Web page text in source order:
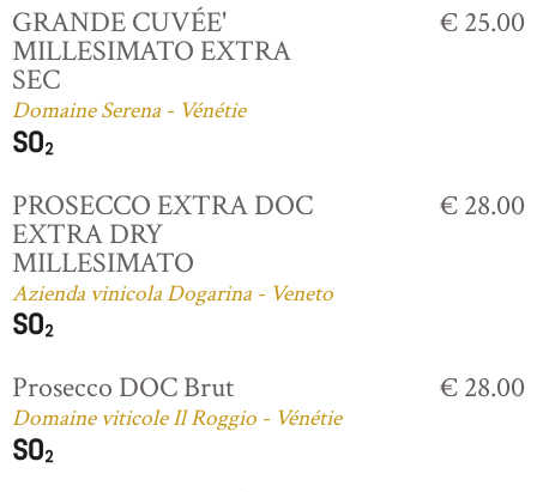
GRANDE CUVÉE'
MILLESIMATO EXTRA
SEC
Domaine Serena - Vénétie
€ 25.00
PROSECCO EXTRA DOC
EXTRA DRY
MILLESIMATO
Azienda vinicola Dogarina - Veneto
€ 28.00
Prosecco DOC Brut
Domaine viticole Il Roggio - Vénétie
€ 28.00